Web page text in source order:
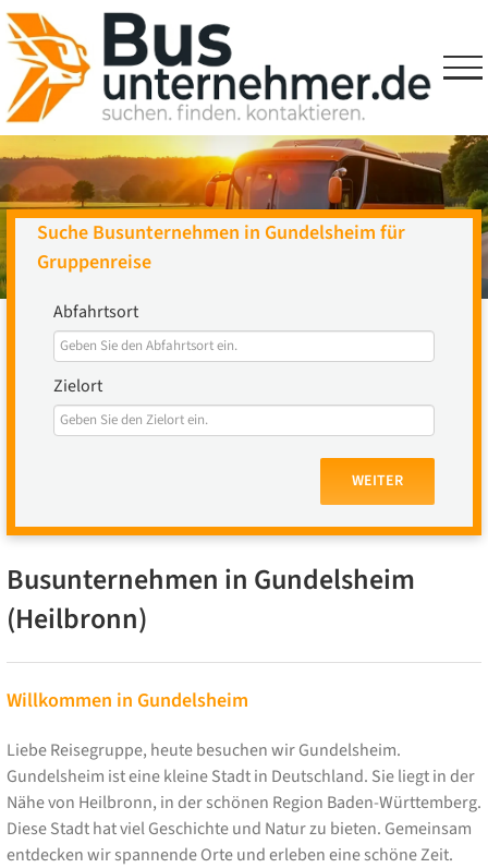
Skip
to
content
Suche Busunternehmen in Gundelsheim für
Gruppenreise
Abfahrtsort
Zielort
WEITER
Busunternehmen in Gundelsheim
(Heilbronn)
Willkommen in Gundelsheim
Liebe Reisegruppe, heute besuchen wir Gundelsheim.
Gundelsheim ist eine kleine Stadt in Deutschland. Sie liegt in der
Nähe von Heilbronn, in der schönen Region Baden-Württemberg.
Diese Stadt hat viel Geschichte und Natur zu bieten. Gemeinsam
entdecken wir spannende Orte und erleben eine schöne Zeit.